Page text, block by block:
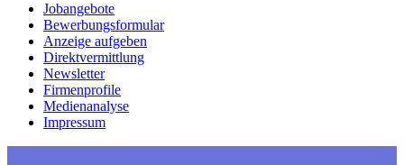
Jobangebote
Bewerbungsformular
Anzeige aufgeben
Direktvermittlung
Newsletter
Firmenprofile
Medienanalyse
Impressum